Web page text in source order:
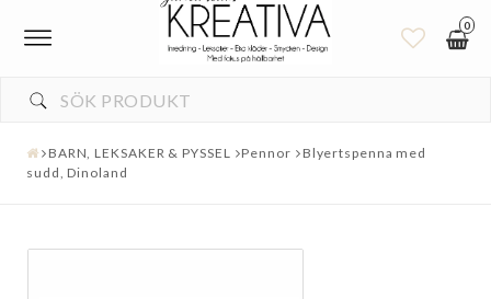
0
BARN, LEKSAKER & PYSSEL Pennor
Blyertspenna med
sudd, Dinoland